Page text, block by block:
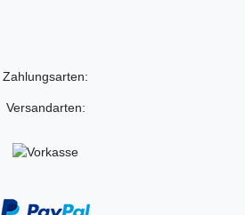
Zahlungsarten:
Versandarten: